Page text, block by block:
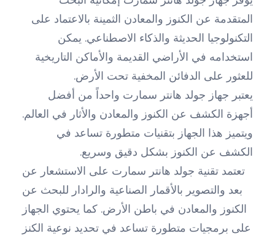
المتقدمة عن الكنوز والمعادن الثمينة بالاعتماد على
التكنولوجيا الحديثة والذكاء الاصطناعي. يمكن
استخدامه في الأراضي القديمة والأماكن التاريخية
للعثور على الدفائن المخفية تحت الأرض.
يعتبر جهاز جولد هانتر سمارت واحداً من أفضل
أجهزة الكشف عن الكنوز والمعادن والأثار في العالم.
ويتميز هذا الجهاز بتقنيات متطورة تساعد في
الكشف عن الكنوز بشكل دقيق وسريع.
تعتمد تقنية جولد هانتر سمارت على الاستشعار عن
بعد والتصوير بالأقمار الصناعية والرادار للبحث عن
الكنوز والمعادن في باطن الأرض. كما يحتوي الجهاز
على برمجيات متطورة تساعد في تحديد نوعية الكنز